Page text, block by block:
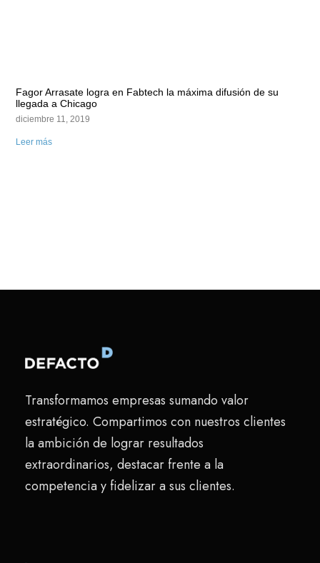
Fagor Arrasate logra en Fabtech la máxima difusión de su
llegada a Chicago
diciembre 11, 2019
Leer más
Transformamos empresas sumando valor
estratégico. Compartimos con nuestros clientes
la ambición de lograr resultados
extraordinarios, destacar frente a la
competencia y fidelizar a sus clientes.